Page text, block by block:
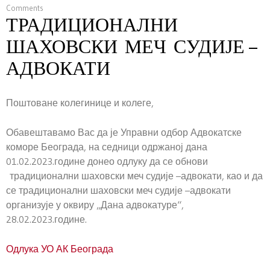
Comments
ТРАДИЦИОНАЛНИ
ШАХОВСКИ МЕЧ СУДИЈЕ –
АДВОКАТИ
Поштоване колегинице и колеге,
Обавештавамо Вас да је Управни одбор Адвокатске
коморе Београда, на седници одржаној дана
01.02.2023.године донео одлуку да се обнови
традиционални шаховски меч судије –адвокати, као и да
се традиционални шаховски меч судије –адвокати
организује у оквиру „Дана адвокатуре“,
28.02.2023.године.
Одлука УО АК Београда